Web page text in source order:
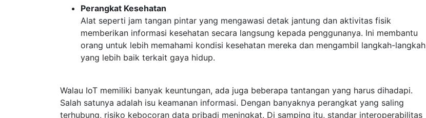
Perangkat Kesehatan
Alat seperti jam tangan pintar yang mengawasi detak jantung dan aktivitas fisik
memberikan informasi kesehatan secara langsung kepada penggunanya. Ini membantu
orang untuk lebih memahami kondisi kesehatan mereka dan mengambil langkah-langkah
yang lebih baik terkait gaya hidup.
Walau IoT memiliki banyak keuntungan, ada juga beberapa tantangan yang harus dihadapi.
Salah satunya adalah isu keamanan informasi. Dengan banyaknya perangkat yang saling
terhubung, risiko kebocoran data pribadi meningkat. Di samping itu, standar interoperabilitas